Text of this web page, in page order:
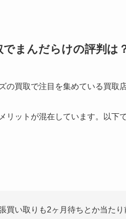
まんだらけの評判は
の買取で注目を集めている買取店
リットが混在しています。以下
買い取りも2ヶ月待ちとか当た